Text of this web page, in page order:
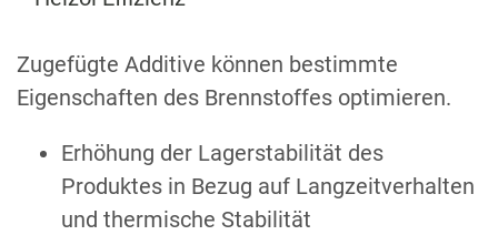
Zugefügte Additive können bestimmte
Eigenschaften des Brennstoffes optimieren.
Erhöhung der Lagerstabilität des
Produktes in Bezug auf Langzeitverhalten
und thermische Stabilität